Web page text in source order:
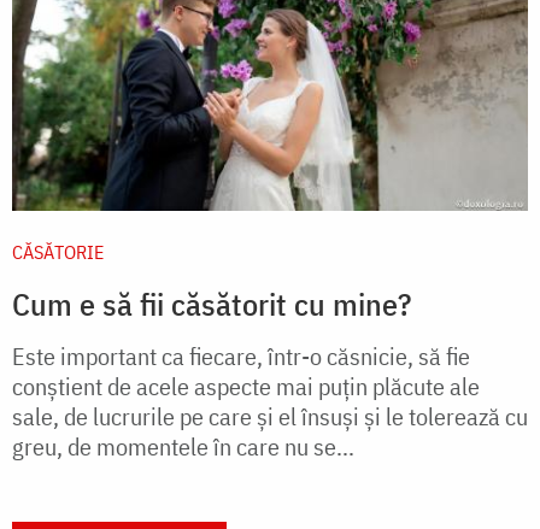
CĂSĂTORIE
Cum e să fii căsătorit cu mine?
Este important ca fiecare, într-o căsnicie, să fie
conștient de acele aspecte mai puțin plăcute ale
sale, de lucrurile pe care și el însuși și le tolerează cu
greu, de momentele în care nu se...